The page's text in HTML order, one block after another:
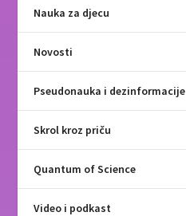
Nauka za djecu
Novosti
Pseudonauka i dezinformacije
Skrol kroz priču
Quantum of Science
Video i podkast